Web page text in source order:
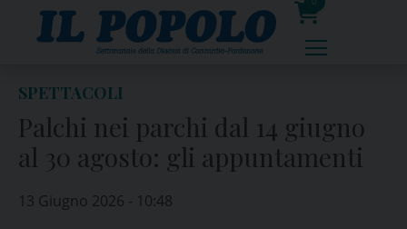
0
prodotti
SPETTACOLI
Palchi nei parchi dal 14 giugno
al 30 agosto: gli appuntamenti
13 Giugno 2026 - 10:48